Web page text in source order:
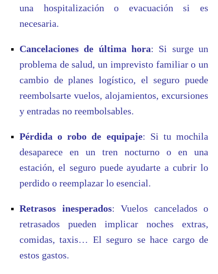
una hospitalización o evacuación si es
necesaria.
Cancelaciones de última hora: Si surge un
problema de salud, un imprevisto familiar o un
cambio de planes logístico, el seguro puede
reembolsarte vuelos, alojamientos, excursiones
y entradas no reembolsables.
Pérdida o robo de equipaje: Si tu mochila
desaparece en un tren nocturno o en una
estación, el seguro puede ayudarte a cubrir lo
perdido o reemplazar lo esencial.
Retrasos inesperados: Vuelos cancelados o
retrasados pueden implicar noches extras,
comidas, taxis… El seguro se hace cargo de
estos gastos.